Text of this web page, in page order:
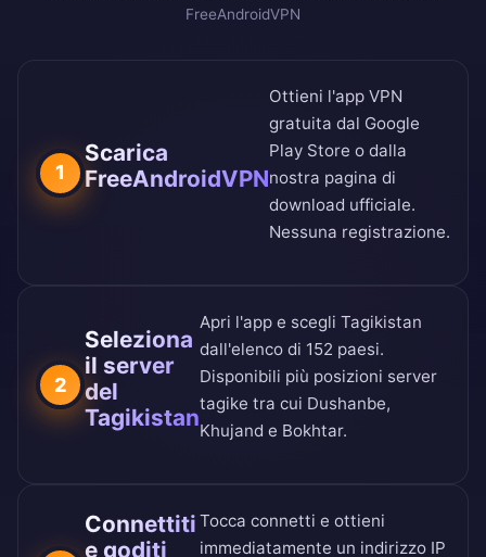
FreeAndroidVPN
1
Scarica
FreeAndroidVPN
Ottieni l'app VPN
gratuita dal Google
Play Store o dalla
nostra pagina di
download ufficiale.
Nessuna registrazione.
2
Seleziona
il server
del
Tagikistan
Apri l'app e scegli Tagikistan
dall'elenco di 152 paesi.
Disponibili più posizioni server
tagike tra cui Dushanbe,
Khujand e Bokhtar.
Connettiti
e goditi
Tocca connetti e ottieni
immediatamente un indirizzo IP